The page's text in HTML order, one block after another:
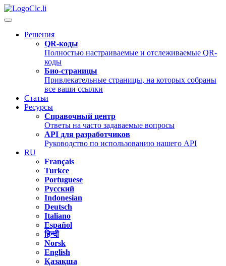
Clc.li
Решения
QR-коды
Полностью настраиваемые и отслеживаемые QR-
коды
Био-страницы
Привлекательные страницы, на которых собраны
все ваши ссылки
Статьи
Ресурсы
Справочный центр
Ответы на часто задаваемые вопросы
API для разработчиков
Руководство по использованию нашего API
RU
Français
Turkce
Portuguese
Русский
Indonesian
Deutsch
Italiano
Español
हिन्दी
Norsk
English
Қазақша